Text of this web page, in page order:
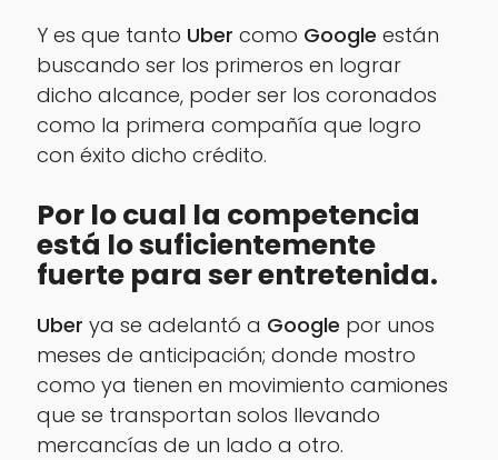
Y es que tanto Uber como Google están
buscando ser los primeros en lograr
dicho alcance, poder ser los coronados
como la primera compañía que logro
con éxito dicho crédito.
Por lo cual la competencia
está lo suficientemente
fuerte para ser entretenida.
Uber ya se adelantó a Google por unos
meses de anticipación; donde mostro
como ya tienen en movimiento camiones
que se transportan solos llevando
mercancías de un lado a otro.